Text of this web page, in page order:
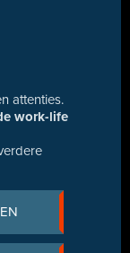
attenties.
work-life